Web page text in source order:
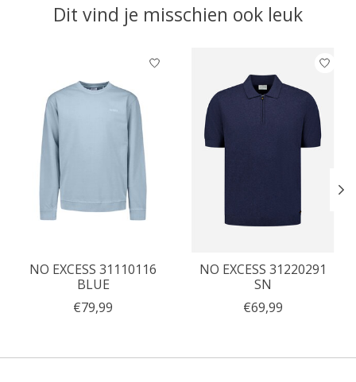
Dit vind je misschien ook leuk
Items van productcarrousel
NO EXCESS 31110116
BLUE
€79,99
NO EXCESS 31220291
SN
€69,99